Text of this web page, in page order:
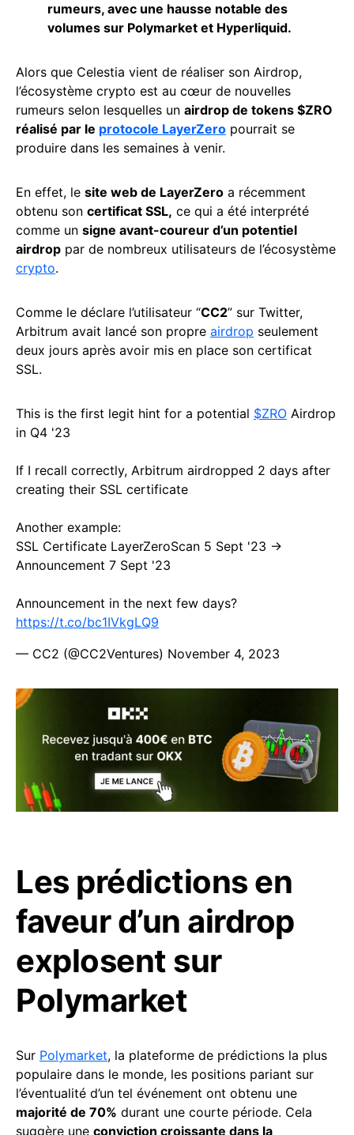
rumeurs, avec une hausse notable des
volumes sur Polymarket et Hyperliquid.
Alors que Celestia vient de réaliser son Airdrop,
l’écosystème crypto est au cœur de nouvelles
rumeurs selon lesquelles un airdrop de tokens $ZRO
réalisé par le protocole LayerZero pourrait se
produire dans les semaines à venir.
En effet, le site web de LayerZero a récemment
obtenu son certificat SSL, ce qui a été interprété
comme un signe avant-coureur d’un potentiel
airdrop par de nombreux utilisateurs de l’écosystème
crypto.
Comme le déclare l’utilisateur “CC2” sur Twitter,
Arbitrum avait lancé son propre airdrop seulement
deux jours après avoir mis en place son certificat
SSL.
This is the first legit hint for a potential $ZRO Airdrop
in Q4 '23
If I recall correctly, Arbitrum airdropped 2 days after
creating their SSL certificate
Another example:
SSL Certificate LayerZeroScan 5 Sept '23 →
Announcement 7 Sept '23
Announcement in the next few days?
https://t.co/bc1IVkgLQ9
— CC2 (@CC2Ventures) November 4, 2023
Les prédictions en
faveur d’un airdrop
explosent sur
Polymarket
Sur Polymarket, la plateforme de prédictions la plus
populaire dans le monde, les positions pariant sur
l’éventualité d’un tel événement ont obtenu une
majorité de 70% durant une courte période. Cela
suggère une conviction croissante dans la